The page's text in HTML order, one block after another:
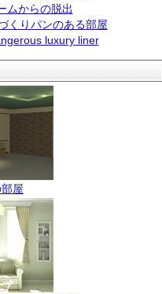
ムからの脱出
りパンのある部屋
luxury liner
屋